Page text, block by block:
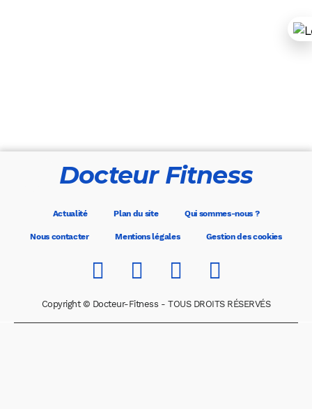
Docteur Fitness
Actualité Plan du site Qui sommes-nous ?
Nous contacter Mentions légales Gestion des cookies
Copyright © Docteur-Fitness - TOUS DROITS RÉSERVÉS